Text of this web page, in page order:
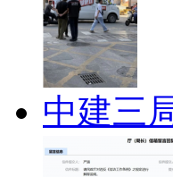
中建三